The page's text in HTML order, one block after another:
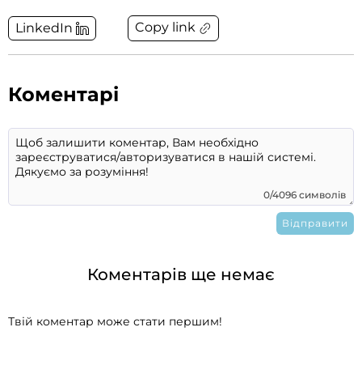
LinkedIn Copy link
Коментарі
0/4096 символів
Коментарів ще немає
Твій коментар може стати першим!